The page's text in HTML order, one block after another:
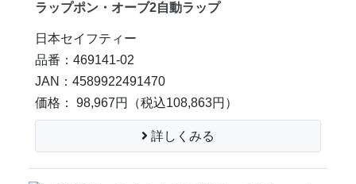
ラップポン・オーブ2自動ラップ
日本セイフティー
品番：469141-02
JAN：4589922491470
価格： 98,967円
（税込108,863円）
詳しくみる